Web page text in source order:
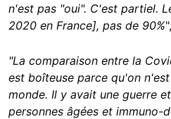
n'est pas "oui". C'est partiel.
2020 en France], pas de 90%
"La comparaison entre la
est boîteuse parce qu'on
monde. Il y avait une guerre
personnes âgées et immuno-